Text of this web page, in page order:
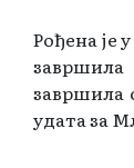
Рођена је
завршила
завршила
удата за